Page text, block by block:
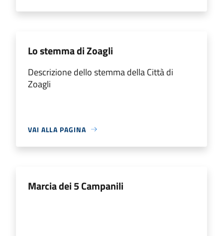
Lo stemma di Zoagli
Descrizione dello stemma della Città di
Zoagli
VAI ALLA PAGINA
Marcia dei 5 Campanili